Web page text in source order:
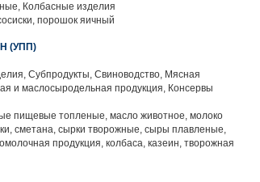
Колбасные изделия
порошок яичный
(УПП)
Субпродукты, Свиноводство, Мясная
и маслосыродельная продукция, Консервы
пищевые топленые, масло животное, молоко
сметана, сырки творожные, сыры плавленые,
продукция, колбаса, казеин, творожная